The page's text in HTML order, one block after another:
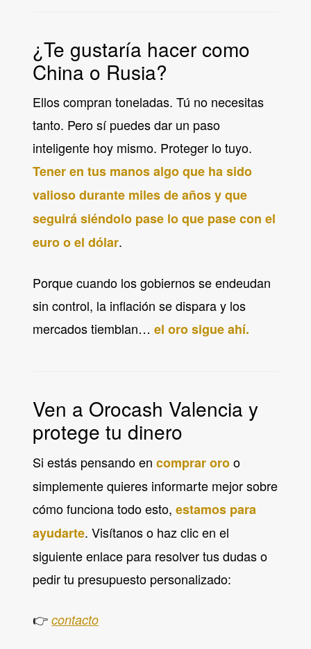
¿Te gustaría hacer como
China o Rusia?
Ellos compran toneladas. Tú no necesitas
tanto. Pero sí puedes dar un paso
inteligente hoy mismo. Proteger lo tuyo.
Tener en tus manos algo que ha sido
valioso durante miles de años y que
seguirá siéndolo pase lo que pase con el
euro o el dólar.
Porque cuando los gobiernos se endeudan
sin control, la inflación se dispara y los
mercados tiemblan…el oro sigue ahí.
Ven a Orocash Valencia y
protege tu dinero
Si estás pensando encomprar oroo
simplemente quieres informarte mejor sobre
cómo funciona todo esto,estamos para
ayudarte. Visítanos o haz clic en el
siguiente enlace para resolver tus dudas o
pedir tu presupuesto personalizado:
👉contacto